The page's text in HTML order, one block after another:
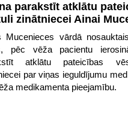
parakstīt atklātu
zinātniecei Ainai
Mucenieces vārdā
pēc vēža pacientu
atklātu pateicības
par viņas ieguldījumu
medikamenta pieejamību.